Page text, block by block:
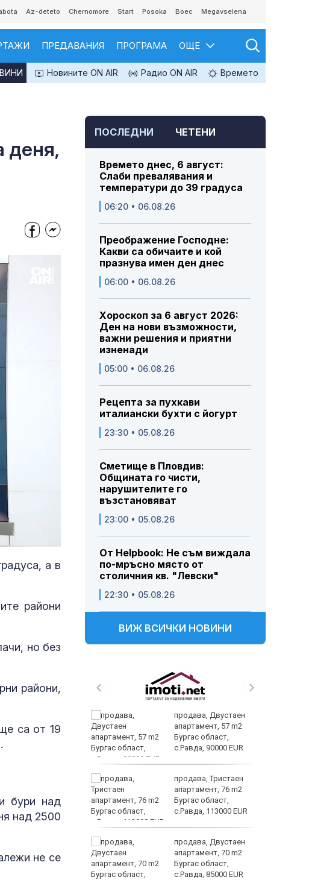
Az-deteto Chernomore Start Posoka Boec Megavselena
ПРЕДАВАНИЯ ПРОГРАМА ОЩЕ
Новините ON AIR Радио ON AIR Времето
деня,
а в
райони
но без
райони,
са от 19
бури над
над 2500
не се
ПОСЛЕДНИ ЧЕТЕНИ
Времето днес, 6 август:
Слаби превалявания и
температури до 39 градуса
06:20 • 06.08.26
Преображение Господне:
Какви са обичаите и кой
празнува имен ден днес
06:00 • 06.08.26
Хороскоп за 6 август 2026:
Ден на нови възможности,
важни решения и приятни
изненади
05:00 • 06.08.26
Рецепта за пухкави
италиански бухти с йогурт
23:30 • 05.08.26
Сметище в Пловдив:
Общината го чисти,
нарушителите го
възстановяват
23:00 • 05.08.26
От Helpbook: Не съм виждала
по-мръсно място от
столичния кв. "Левски"
22:30 • 05.08.26
ВИЖ ВСИЧКИ НОВИНИ
в
– подходи,
и
в
възраст
и решение на
продава, Двустаен
апартамент, 57 m2
Бургас област,
с.Равда, 90000 EUR
продава, Тристаен
апартамент, 76 m2
Бургас област,
с.Равда, 113000 EUR
продава, Двустаен
апартамент, 70 m2
Бургас област,
с.Равда, 85000 EUR